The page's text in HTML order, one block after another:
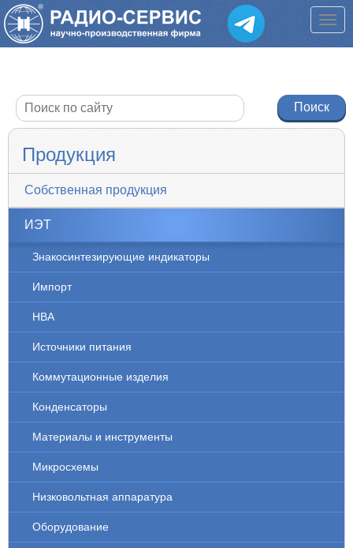
Продукция
Собственная продукция
ИЭТ
Знакосинтезирующие индикаторы
Импорт
НВА
Источники питания
Коммутационные изделия
Конденсаторы
Материалы и инструменты
Микросхемы
Низковольтная аппаратура
Оборудование